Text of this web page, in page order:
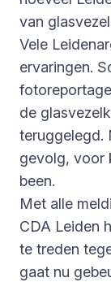
van
Vele
ervaringen.
de
teruggelegd.
gevolg, voor
been.
Met alle
CDA Leiden
te treden
gaat nu